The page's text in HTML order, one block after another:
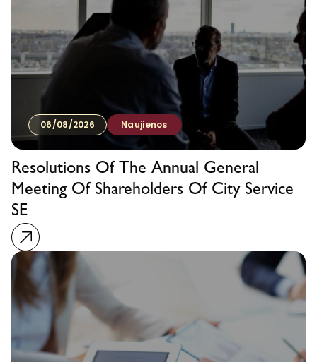
06/08/2026 Naujienos
Resolutions Of The Annual General
Meeting Of Shareholders Of City Service
SE